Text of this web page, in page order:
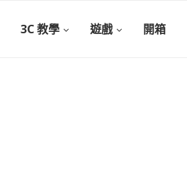
3C 教學 遊戲 開箱